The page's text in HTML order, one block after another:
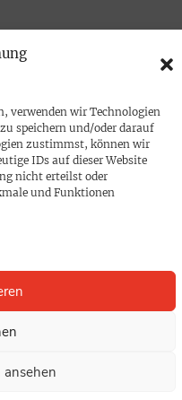
verwenden wir Technologien
speichern und/oder darauf
zustimmst, können wir
IDs auf dieser Website
nicht erteilst oder
und Funktionen